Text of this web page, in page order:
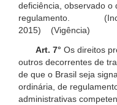
deficiência, observado o
regulamento.
2015) (Vigência)
Art. 7° Os direitos
outros decorrentes de
de que o Brasil seja
ordinária, de
administrativas